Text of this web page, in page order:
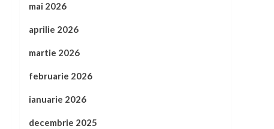
mai 2026
aprilie 2026
martie 2026
februarie 2026
ianuarie 2026
decembrie 2025